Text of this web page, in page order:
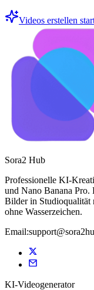
Videos erstellen
Sora2 Hub
Professionelle KI-
und Nano Banana Pro.
Bilder in Studioqualität
ohne Wasserzeichen.
KI-Videogenerator